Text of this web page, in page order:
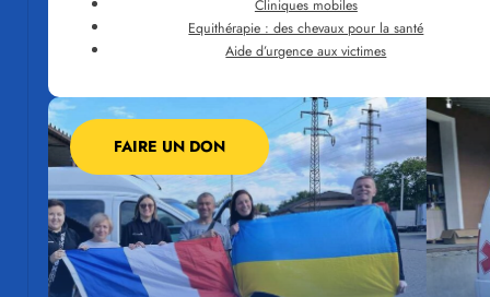
Cliniques mobiles
Equithérapie : des chevaux pour la santé
Aide d’urgence aux victimes
FAIRE UN DON